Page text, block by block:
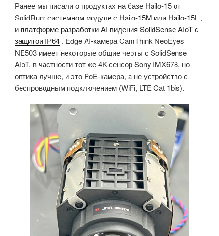
Ранее мы писали о продуктах на базе Hailo-15 от
SolidRun: системном модуле с Hailo-15M или Hailo-15L ,
и платформе разработки AI-видения SolidSense AIoT с
защитой IP64 . Edge AI-камера CamThink NeoEyes
NE503 имеет некоторые общие черты с SolidSense
AIoT, в частности тот же 4K-сенсор Sony IMX678, но
оптика лучше, и это PoE-камера, а не устройство с
беспроводным подключением (WiFi, LTE Cat 1bis).